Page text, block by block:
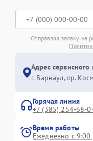
Отправляя заявку на
Адрес сервисного
г. Барнаул, ​пр.
Горячая линия
+7 (385) 254-68-
Время работы
Ежедневно с